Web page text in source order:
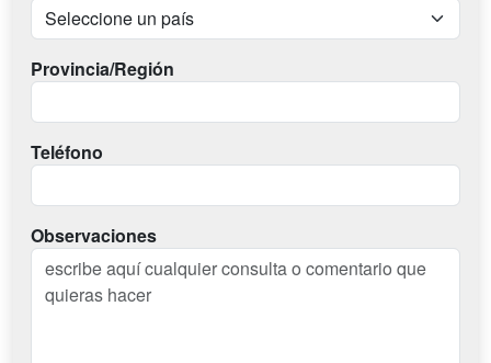
Provincia/Región
Teléfono
Observaciones